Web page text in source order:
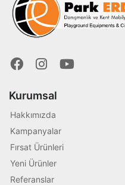
Kurumsal
Hakkımızda
Kampanyalar
Fırsat Ürünleri
Yeni Ürünler
Referanslar